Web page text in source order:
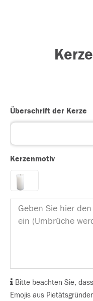
Überschrift der Kerze
Kerzenmotiv
Bitte beachten Sie,
Emojis aus